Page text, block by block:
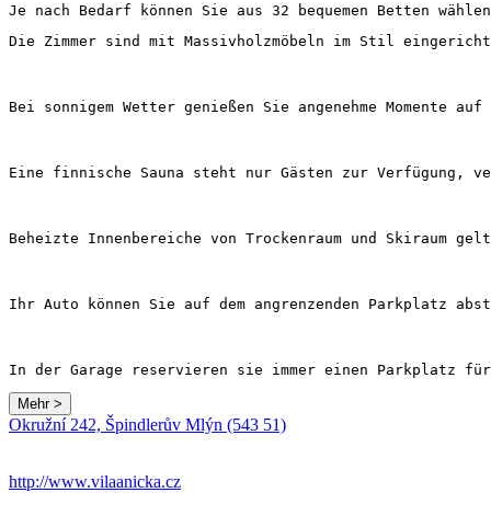
Je nach Bedarf können Sie aus 32 bequemen Betten
Die Zimmer sind mit Massivholzmöbeln im Stil
Bei sonnigem Wetter genießen Sie angenehme
Eine finnische Sauna steht nur Gästen zur Verfügung,
Beheizte Innenbereiche von Trockenraum und Skiraum
Ihr Auto können Sie auf dem angrenzenden Parkplatz
In der Garage reservieren sie immer einen Parkplatz für
Mehr >
−
Okružní 242, Špindlerův Mlýn (543 51)
http://www.vilaanicka.cz